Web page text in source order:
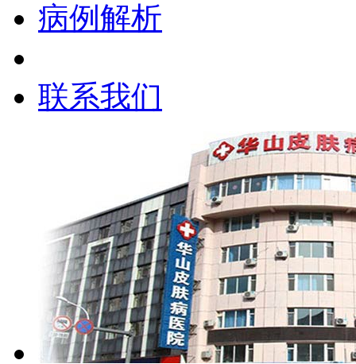
病例解析
联系我们